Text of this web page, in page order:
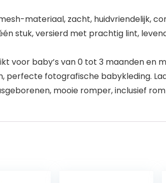
materiaal, zacht, huidvriendelijk,
stuk, versierd met prachtig lint,
voor baby’s van 0 tot 3 maanden en
perfecte fotografische babykleding.
mooie romper, inclusief